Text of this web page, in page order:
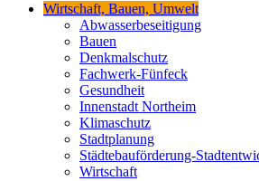
Wirtschaft, Bauen, Umwelt
Abwasserbeseitigung
Bauen
Denkmalschutz
Fachwerk-Fünfeck
Gesundheit
Innenstadt Northeim
Klimaschutz
Stadtplanung
Städtebauförderung-
Wirtschaft